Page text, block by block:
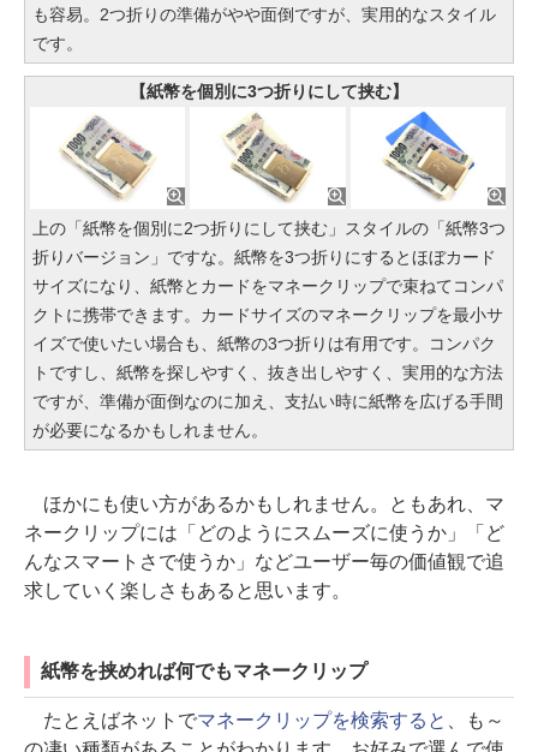
も容易。2つ折りの準備がやや面倒ですが、実用的なスタイル
です。
【紙幣を個別に3つ折りにして挟む】
上の「紙幣を個別に2つ折りにして挟む」スタイルの「紙幣3つ
折りバージョン」ですな。紙幣を3つ折りにするとほぼカード
サイズになり、紙幣とカードをマネークリップで束ねてコンパ
クトに携帯できます。カードサイズのマネークリップを最小サ
イズで使いたい場合も、紙幣の3つ折りは有用です。コンパク
トですし、紙幣を探しやすく、抜き出しやすく、実用的な方法
ですが、準備が面倒なのに加え、支払い時に紙幣を広げる手間
が必要になるかもしれません。
ほかにも使い方があるかもしれません。ともあれ、マ
ネークリップには「どのようにスムーズに使うか」「ど
んなスマートさで使うか」などユーザー毎の価値観で追
求していく楽しさもあると思います。
紙幣を挟めれば何でもマネークリップ
たとえばネットでマネークリップを検索すると
、も～